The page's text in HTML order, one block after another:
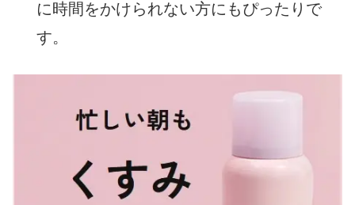
に時間をかけられない方にもぴったりで
す。